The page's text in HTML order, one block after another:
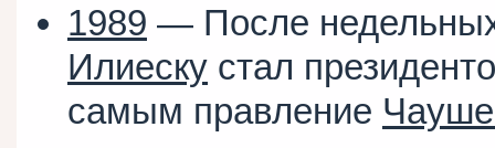
1989 — После
Илиеску стал
самым правление